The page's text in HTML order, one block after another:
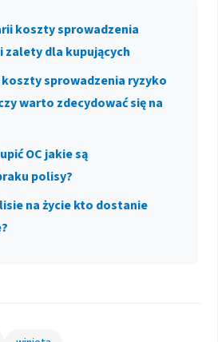
koszty sprowadzenia
dla kupujących
sprowadzenia ryzyko
warto zdecydować się na
OC jakie są
polisy?
na życie kto dostanie